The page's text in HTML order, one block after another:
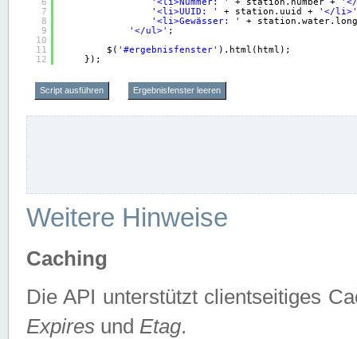
7
8
9
10
11
12
'<li>UUID: '
+ station.uuid +
'</li>'
'<li>Gewässer: '
+
'</ul>' ;
$( '#ergebnisfenster' ).html(html);
});
Script ausführen Ergebnisfenster leeren
Weitere Hinweise
Caching
Die API unterstützt clientseitiges
Expires und Etag.